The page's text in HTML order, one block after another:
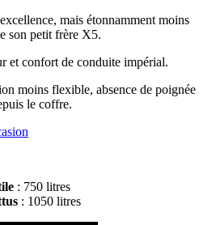
mais étonnamment moins
son petit frère X5.
et confort de conduite impérial.
moins flexible, absence de poignée
le coffre.
: 750 litres
: 1050 litres